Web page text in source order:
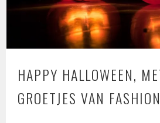
HAPPY HALLOWEEN,
GROETJES VAN